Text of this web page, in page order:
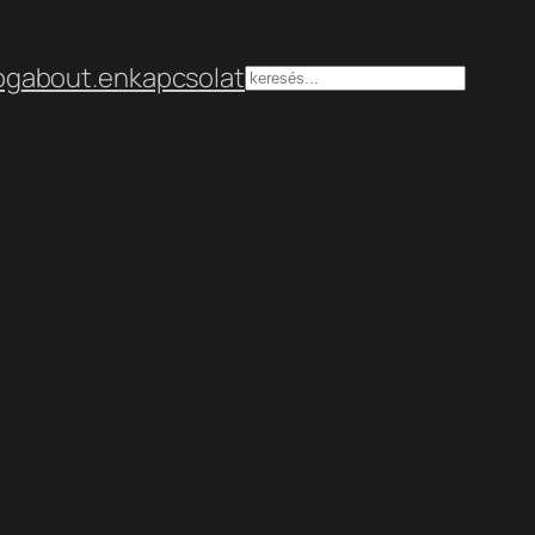
about.enkapcsolatKeresés